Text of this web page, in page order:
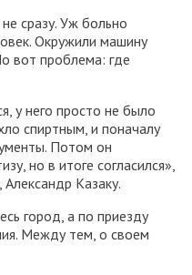
сразу. Уж больно
Окружили машину
вот проблема: где
у него просто не было
спиртным, и поначалу
Потом он
но в итоге согласился»,
Казаку.
город, а по приезду
Между тем, о своем